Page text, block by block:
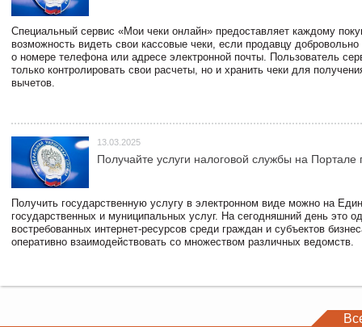
Специальный сервис «Мои чеки онлайн» предоставляет каждому
возможность видеть свои кассовые чеки, если продавцу
о номере телефона или адресе электронной почты. Пользователь
только контролировать свои расчеты, но и хранить чеки для
вычетов.
13.03.2025
Получайте услуги налоговой службы на Портале
Получить государственную услугу в электронном виде можно на
государственных и муниципальных услуг. На сегодняшний день это
востребованных интернет-ресурсов среди граждан и субъектов
оперативно взаимодействовать со множеством различных ведомств.